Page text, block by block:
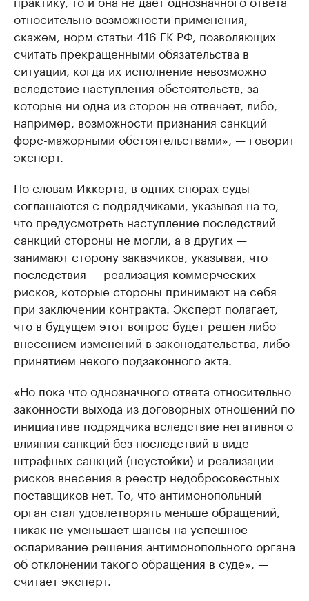
относительно возможности применения,
скажем, норм статьи 416 ГК РФ, позволяющих
считать прекращенными обязательства в
ситуации, когда их исполнение невозможно
вследствие наступления обстоятельств, за
которые ни одна из сторон не отвечает, либо,
например, возможности признания санкций
форс-мажорными обстоятельствами», — говорит
эксперт.
По словам Иккерта, в одних спорах суды
соглашаются с подрядчиками, указывая на то,
что предусмотреть наступление последствий
санкций стороны не могли, а в других —
занимают сторону заказчиков, указывая, что
последствия — реализация коммерческих
рисков, которые стороны принимают на себя
при заключении контракта. Эксперт полагает,
что в будущем этот вопрос будет решен либо
внесением изменений в законодательства, либо
принятием некого подзаконного акта.
«Но пока что однозначного ответа относительно
законности выхода из договорных отношений по
инициативе подрядчика вследствие негативного
влияния санкций без последствий в виде
штрафных санкций (неустойки) и реализации
рисков внесения в реестр недобросовестных
поставщиков нет. То, что антимонопольный
орган стал удовлетворять меньше обращений,
никак не уменьшает шансы на успешное
оспаривание решения антимонопольного органа
об отклонении такого обращения в суде», —
считает эксперт.